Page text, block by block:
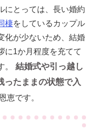
にとっては、長い婚約
棲をしているカップル
化が少ないため、結婚
に1か月程度を充てて
結婚式や引っ越し
ったままの状態で入
恵です。